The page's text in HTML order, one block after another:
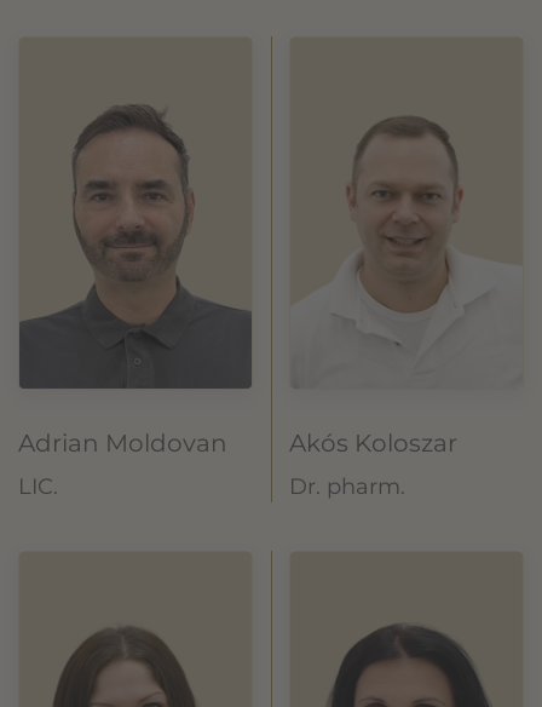
Adrian Moldovan
LIC.
Akós Koloszar
Dr. pharm.